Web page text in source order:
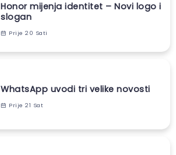
Honor mijenja identitet – Novi logo i
slogan
Prije 20 Sati
WhatsApp uvodi tri velike novosti
Prije 21 Sat